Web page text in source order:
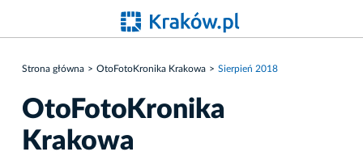
Strona główna OtoFotoKronika Krakowa Sierpień 2018
OtoFotoKronika
Krakowa